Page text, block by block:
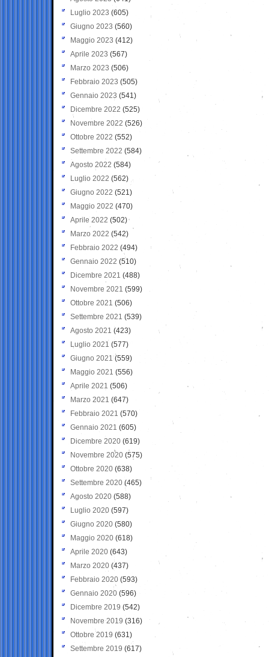
Luglio 2023 (605)
Giugno 2023 (560)
Maggio 2023 (412)
Aprile 2023 (567)
Marzo 2023 (506)
Febbraio 2023 (505)
Gennaio 2023 (541)
Dicembre 2022 (525)
Novembre 2022 (526)
Ottobre 2022 (552)
Settembre 2022 (584)
Agosto 2022 (584)
Luglio 2022 (562)
Giugno 2022 (521)
Maggio 2022 (470)
Aprile 2022 (502)
Marzo 2022 (542)
Febbraio 2022 (494)
Gennaio 2022 (510)
Dicembre 2021 (488)
Novembre 2021 (599)
Ottobre 2021 (506)
Settembre 2021 (539)
Agosto 2021 (423)
Luglio 2021 (577)
Giugno 2021(559)
Maggio 2021 (556)
Aprile 2021 (506)
Marzo 2021 (647)
Febbraio 2021 (570)
Gennaio 2021 (605)
Dicembre 2020 (619)
Novembre 2020 (575)
Ottobre 2020 (638)
Settembre 2020(465)
Agosto 2020 (588)
Luglio 2020 (597)
Giugno 2020 (580)
Maggio 2020 (618)
Aprile 2020 (643)
Marzo 2020 (437)
Febbraio 2020 (593)
Gennaio 2020 (596)
Dicembre 2019 (542)
Novembre 2019 (316)
Ottobre 2019 (631)
Settembre 2019 (617)